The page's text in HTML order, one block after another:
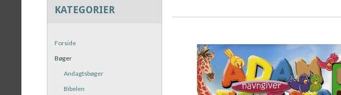
KATEGORIER
Forside
Bøger
Andagtsbøger
Bibelen